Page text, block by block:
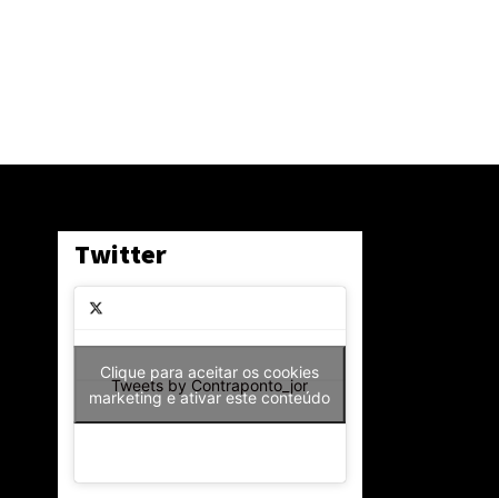
Twitter
Tweets by Contraponto_jor
Clique para aceitar os cookies
marketing e ativar este conteúdo